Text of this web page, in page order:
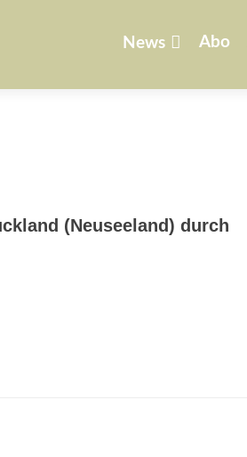
springen
News Abo
(Neuseeland) durch